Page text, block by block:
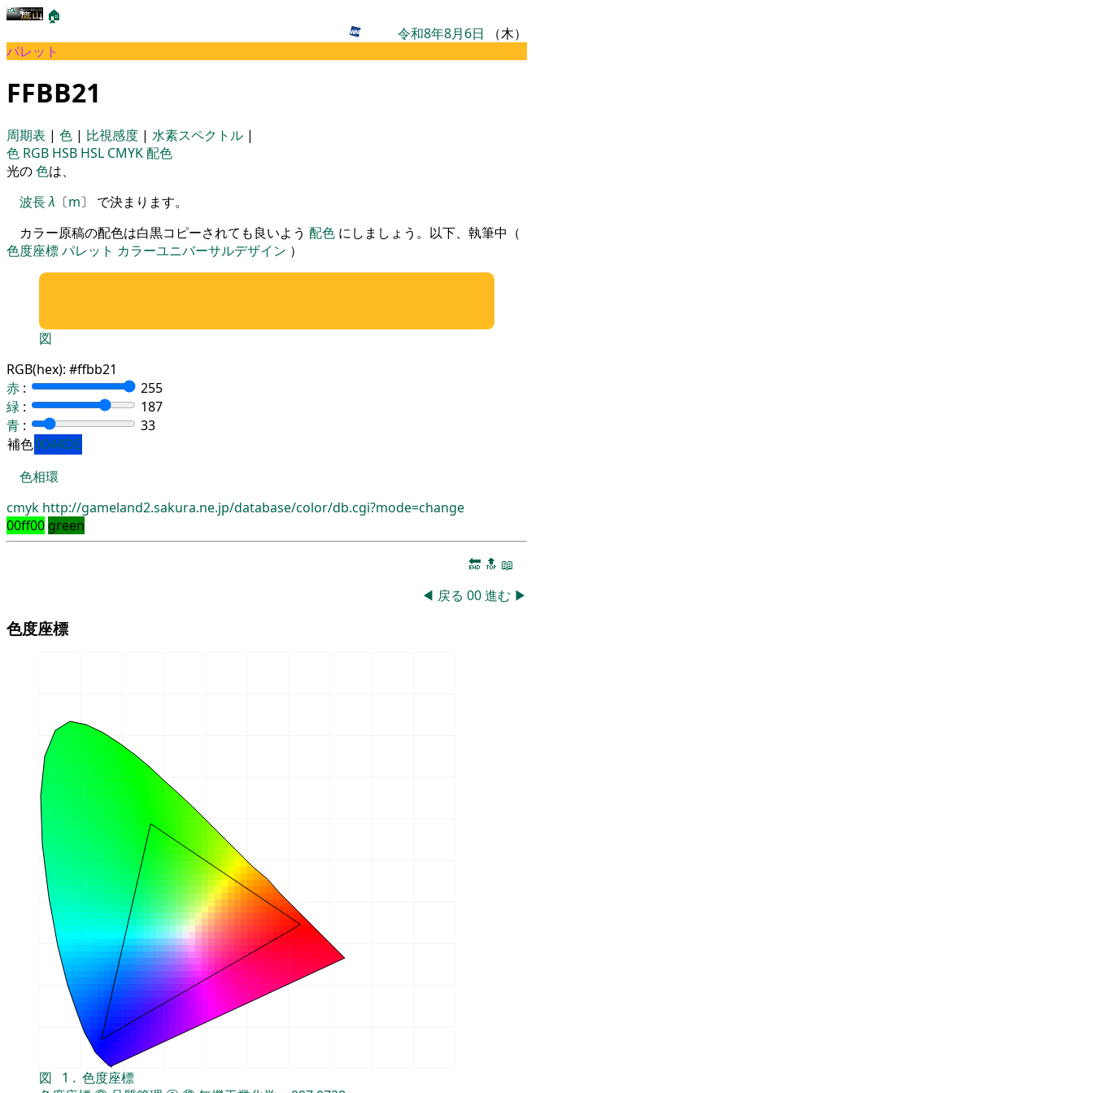
🏠
令和8年8月6日 （木）
パレット
FFBB21
周期表 | 色 | 比視感度 | 水素スペクトル |
色 RGB HSB HSL CMYK配色
光の色は、
波長λ 〔m〕 で決まります。
カラー原稿の配色は白黒コピーされても良いよう 配色 にしましょう。以下、執筆中（
色度座標パレット カラーユニバーサルデザイン ）
図
RGB(hex): #ffbb21
赤 :
255
緑 :
187
青 :
33
補色0044DE
色相環
cmyk http://gameland2.sakura.ne.jp/database/color/db.cgi?mode=change
00ff00 green
🔚 🔝 📖
◀ 戻る 00進む ▶
色度座標
図 1 . 色度座標